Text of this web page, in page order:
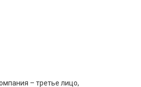
– третье лицо,